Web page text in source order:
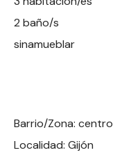
2 baño/s
sinamueblar
Barrio/Zona: centro
Localidad: Gijón